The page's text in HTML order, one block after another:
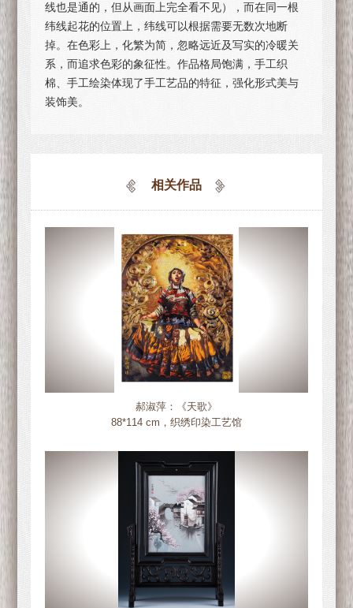
线也是通的，但从画面上完全看不见），而在同一根
纬线起花的位置上，纬线可以根据需要无数次地断
掉。在色彩上，化繁为简，忽略远近及写实的冷暖关
系，而追求色彩的象征性。作品格局饱满，手工织
棉、手工绘染体现了手工艺品的特征，强化形式美与
装饰美。
相关作品
郝淑萍：《天歌》
88*114 cm，织绣印染工艺馆